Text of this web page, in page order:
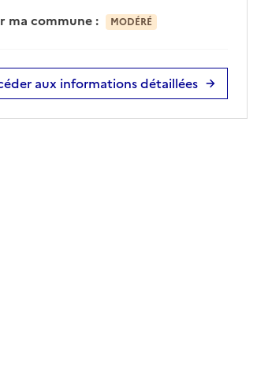
ma commune : MODÉRÉ
aux informations détaillées